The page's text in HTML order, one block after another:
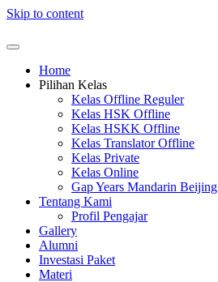
Skip to content
Home
Pilihan Kelas
Kelas Offline Reguler
Kelas HSK Offline
Kelas HSKK Offline
Kelas Translator Offline
Kelas Private
Kelas Online
Gap Years Mandarin Beijing
Tentang Kami
Profil Pengajar
Gallery
Alumni
Investasi Paket
Materi